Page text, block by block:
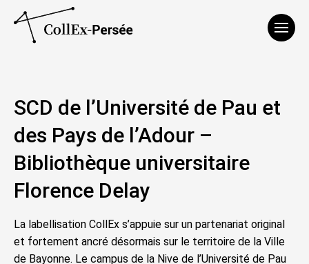
SCD de l’Université de Pau et
des Pays de l’Adour –
Bibliothèque universitaire
Florence Delay
La labellisation CollEx s’appuie sur un partenariat original
et fortement ancré désormais sur le territoire de la Ville
de Bayonne. Le campus de la Nive de l’Université de Pau